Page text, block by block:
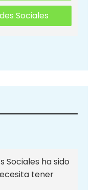
Sociales
Sociales ha sido
tener